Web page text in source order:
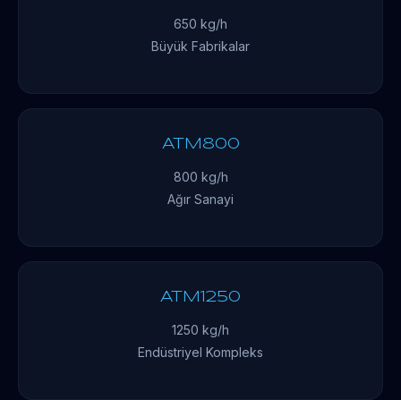
650 kg/h
Büyük Fabrikalar
ATM800
800 kg/h
Ağır Sanayi
ATM1250
1250 kg/h
Endüstriyel Kompleks